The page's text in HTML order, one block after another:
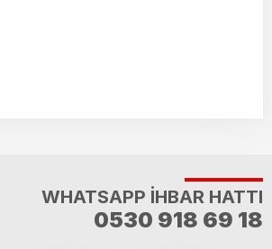
WHATSAPP İHBAR HATTI
0530 918 69 18